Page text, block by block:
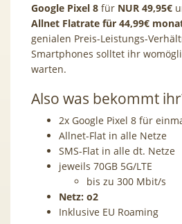
Google Pixel 8 für NUR 49,95€
Allnet Flatrate für 44,99€
genialen Preis-Leistungs-
Smartphones solltet ihr
warten.
Also was bekommt
2x Google Pixel 8 für
Allnet-Flat in alle Netze
SMS-Flat in alle dt. Netze
jeweils 70GB 5G/LTE
bis zu 300 Mbit/s
Netz: o2
Inklusive EU Roaming